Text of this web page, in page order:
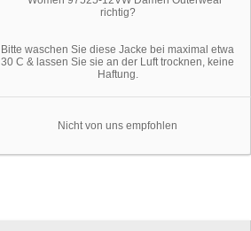
Bitte waschen Sie diese Jacke bei maximal etwa
30 C & lassen Sie sie an der Luft trocknen, keine
Haftung.
Nicht von uns empfohlen